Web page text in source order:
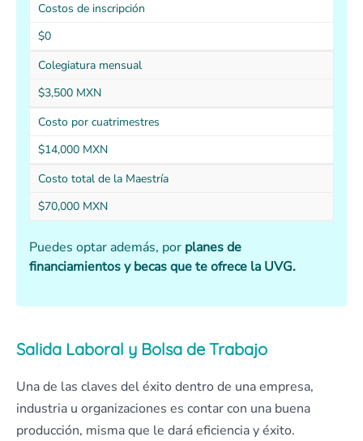
Costos de inscripción
$0
Colegiatura mensual
$3,500 MXN
Costo por cuatrimestres
$14,000 MXN
Costo total de la Maestría
$70,000 MXN
Puedes optar además, por planes de
financiamientos y becas que te ofrece la UVG.
Salida Laboral y Bolsa de Trabajo
Una de las claves del éxito dentro de una empresa,
industria u organizaciones es contar con una buena
producción, misma que le dará eficiencia y éxito.